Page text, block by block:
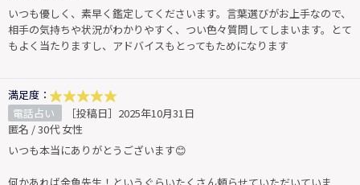
いつも優しく、素早く鑑定してくださいます。言葉選びがお上手なので、
相手の気持ちや状況がわかりやすく、つい色々質問してしまいます。とて
もよく当たりますし、アドバイスもとってもためになります
満足度：
電話占い
［投稿日］2025年10月31日
匿名 / 30代 女性
いつも本当にありがとうございます😊